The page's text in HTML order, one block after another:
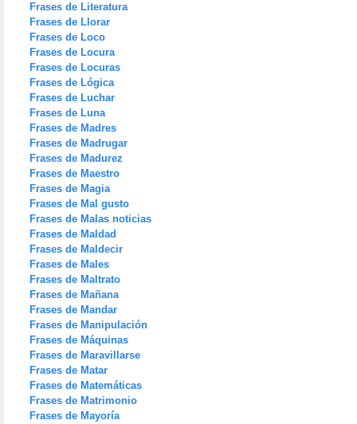
Frases de Literatura
Frases de Llorar
Frases de Loco
Frases de Locura
Frases de Locuras
Frases de Lógica
Frases de Luchar
Frases de Luna
Frases de Madres
Frases de Madrugar
Frases de Madurez
Frases de Maestro
Frases de Magia
Frases de Mal gusto
Frases de Malas noticias
Frases de Maldad
Frases de Maldecir
Frases de Males
Frases de Maltrato
Frases de Mañana
Frases de Mandar
Frases de Manipulación
Frases de Máquinas
Frases de Maravillarse
Frases de Matar
Frases de Matemáticas
Frases de Matrimonio
Frases de Mayoría